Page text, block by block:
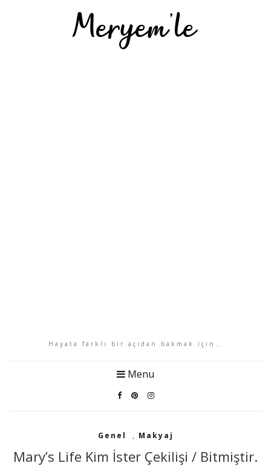
Hayata farklı bir açıdan bakmak için…
Menu
Genel , Makyaj
Mary’s Life Kim İster Çekilişi / Bitmiştir.